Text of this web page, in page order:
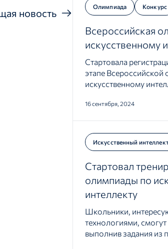
новость
Олимпиада Конкурс
Всероссийская
искусственному
Стартовала
этапе
искусственному
16 сентября, 2024
Искусственный
Стартовал
олимпиады по
интеллекту
Школьники,
технологиями,
выполнив задания из